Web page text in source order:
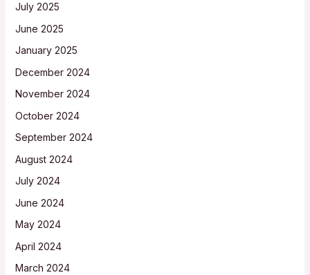
July 2025
June 2025
January 2025
December 2024
November 2024
October 2024
September 2024
August 2024
July 2024
June 2024
May 2024
April 2024
March 2024